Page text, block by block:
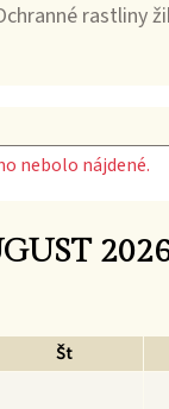
rastliny
nebolo nájdené.
Št